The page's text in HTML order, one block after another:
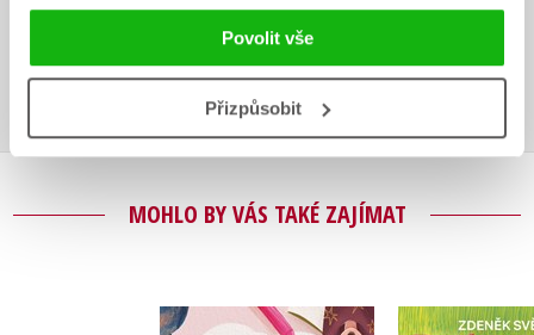
Povolit vše
Přizpůsobit
Uživatelskou recenzi mohou vkládat pouze registrovaní uživatelé
Přihlásit
MOHLO BY VÁS TAKÉ ZAJÍMAT